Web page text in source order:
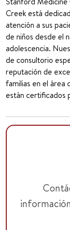
Creek está
atención a sus
de niños desde el
adolescencia.
de consultorio
reputación de
familias en el área
están certificados